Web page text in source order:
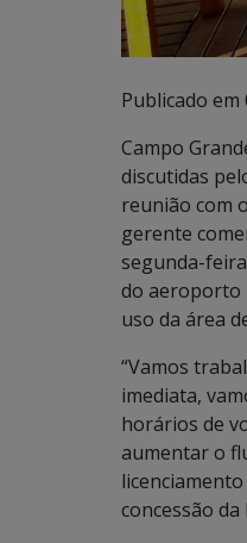
Publicado em
Campo
discutidas
reunião com
gerente
segunda-
do aeroporto
uso da área
“Vamos
imediata,
horários de
aumentar o
concessão